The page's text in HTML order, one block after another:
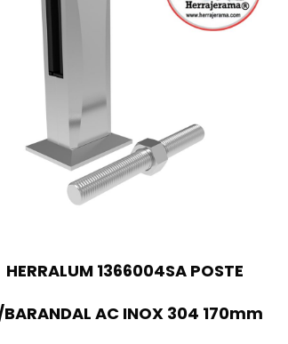
HERRALUM 1366004SA POSTE
AC INOX 304 170mm